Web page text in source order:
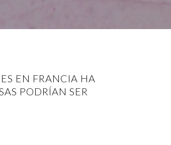
EN FRANCIA HA
PODRÍAN SER